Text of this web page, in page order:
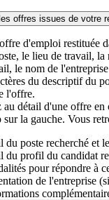
offres issues de votre
d'emploi restituée
le lieu de travail, la
le nom de
du descriptif du
l'offre.
au détail d'une offre
la gauche. Vous
du poste recherché et
du profil du candidat
pour répondre à
de l'entreprise